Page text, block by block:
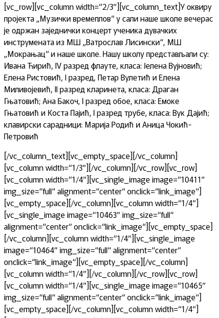
[vc_row][vc_column width=“2/3″][vc_column_text]У оквиру
пројекта „Музички времеплов“ у сали наше школе вечерас
је одржан заједнички концерт ученика дувачких
инструмената из МШ „Ватрослав Лисински“, МШ
„Мокрањац“ и наше школе. Нашу школу представљали су:
Ивана Ћирић, IV разред флауте, класа: Јелена Вујновић;
Елена Ристовић, I разред, Петар Вулетић и Елена
Миливојевић, II разред кларинета, класа: Драган
Гњатовић; Ана Бакоч, I разред обое, класа: Емоке
Гњатовић и Коста Пајић, I разред трубе, класа: Вук Дајић;
клавирски сарадници: Марија Родић и Аница Чокић-
Петровић
[/vc_column_text][vc_empty_space][/vc_column]
[vc_column width=“1/3″][/vc_column][/vc_row][vc_row]
[vc_column width=“1/4″][vc_single_image image=“10411″
img_size=“full“ alignment=“center“ onclick=“link_image“]
[vc_empty_space][/vc_column][vc_column width=“1/4″]
[vc_single_image image=“10463″ img_size=“full“
alignment=“center“ onclick=“link_image“][vc_empty_space]
[/vc_column][vc_column width=“1/4″][vc_single_image
image=“10464″ img_size=“full“ alignment=“center“
onclick=“link_image“][vc_empty_space][/vc_column]
[vc_column width=“1/4″][/vc_column][/vc_row][vc_row]
[vc_column width=“1/4″][vc_single_image image=“10465″
img_size=“full“ alignment=“center“ onclick=“link_image“]
[vc_empty_space][/vc_column][vc_column width=“1/4″]